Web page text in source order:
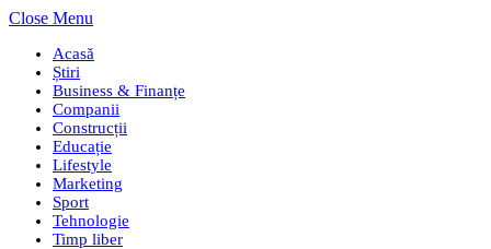
Close Menu
Acasă
Știri
Business & Finanțe
Companii
Construcții
Educație
Lifestyle
Marketing
Sport
Tehnologie
Timp liber